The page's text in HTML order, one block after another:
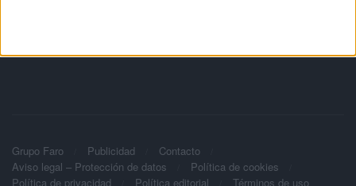
Grupo Faro Publicidad
Contacto
Aviso legal – Protección de datos
Política de cookies
Política de privacidad
Política editorial Términos de uso